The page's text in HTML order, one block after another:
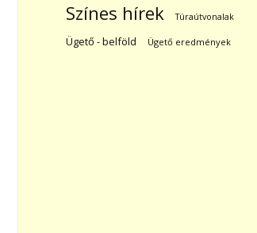
Színes hírek Túraútvonalak
Ügető - belföld Ügető eredmények